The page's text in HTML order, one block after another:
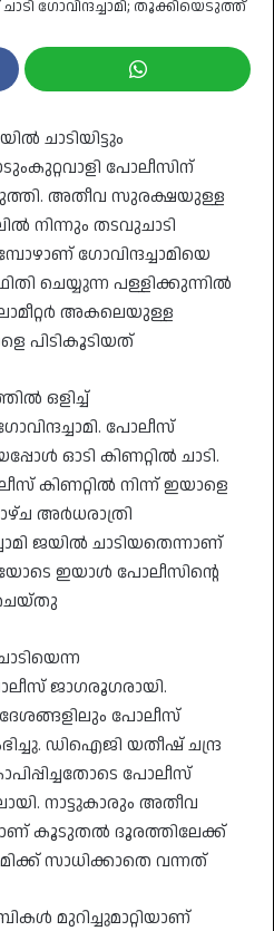
ചാടിയിട്ടും
പോലീസിന്
അതീവ സുരക്ഷയുള്ള
നിന്നും തടവുചാടി
ഗോവിന്ദച്ചാമിയെ
ചെയ്യുന്ന പള്ളിക്കുന്നിൽ
അകലെയുള്ള
പിടികൂടിയത്
ഒളിച്ച്
പോലീസ്
ഓടി കിണറ്റിൽ ചാടി.
കിണറ്റിൽ നിന്ന് ഇയാളെ
അർധരാത്രി
ജയിൽ ചാടിയതെന്നാണ്
ഇയാൾ പോലീസിന്റെ
ജാഗരൂഗരായി.
പോലീസ്
ഡിഐജി യതീഷ് ചന്ദ്ര
പോലീസ്
നാട്ടുകാരും അതീവ
കൂടുതൽ ദൂരത്തിലേക്ക്
സാധിക്കാതെ വന്നത്
മുറിച്ചുമാറ്റിയാണ്